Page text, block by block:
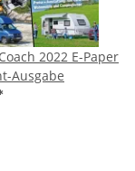
2022 E-Paper
Ausgabe